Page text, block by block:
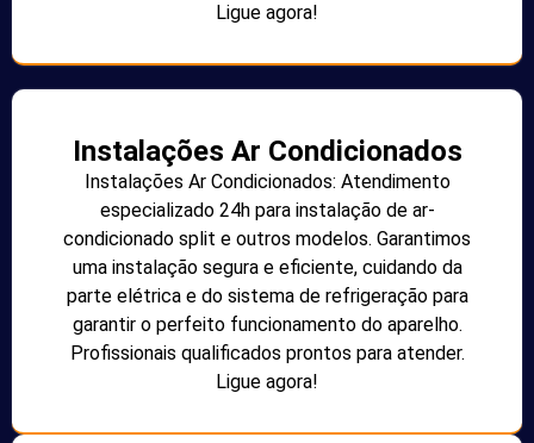
Ligue agora!
Instalações Ar Condicionados
Instalações Ar Condicionados: Atendimento
especializado 24h para instalação de ar-
condicionado split e outros modelos. Garantimos
uma instalação segura e eficiente, cuidando da
parte elétrica e do sistema de refrigeração para
garantir o perfeito funcionamento do aparelho.
Profissionais qualificados prontos para atender.
Ligue agora!